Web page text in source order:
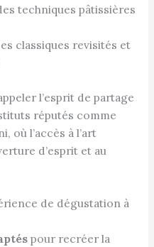
techniques pâtissières
classiques revisités et
l’esprit de partage
réputés comme
où l’accès à l’art
d’esprit et au
de dégustation à
pour recréer la